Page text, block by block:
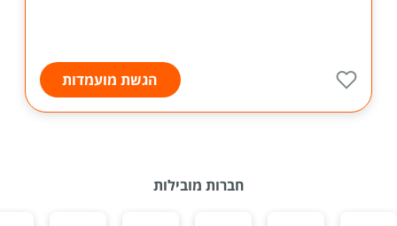
הגשת מועמדות
חברות מובילות